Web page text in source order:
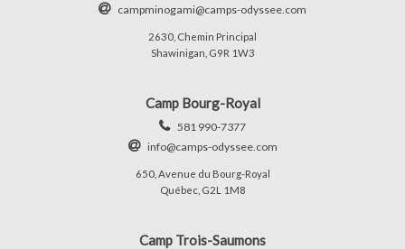
campminogami@camps-odyssee.com
2630, Chemin Principal
Shawinigan, G9R 1W3
Camp Bourg-Royal
581 990-7377
info@camps-odyssee.com
650, Avenue du Bourg-Royal
Québec, G2L 1M8
Camp Trois-Saumons